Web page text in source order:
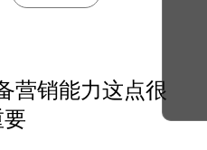
营销能力这点很